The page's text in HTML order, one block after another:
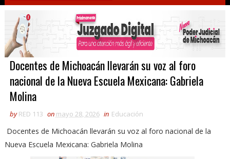
Docentes de Michoacán llevarán su voz al foro
nacional de la Nueva Escuela Mexicana: Gabriela
Molina
by RED 113 on mayo 28, 2026 in Educación
Docentes de Michoacán llevarán su voz al foro nacional de la
Nueva Escuela Mexicana: Gabriela Molina